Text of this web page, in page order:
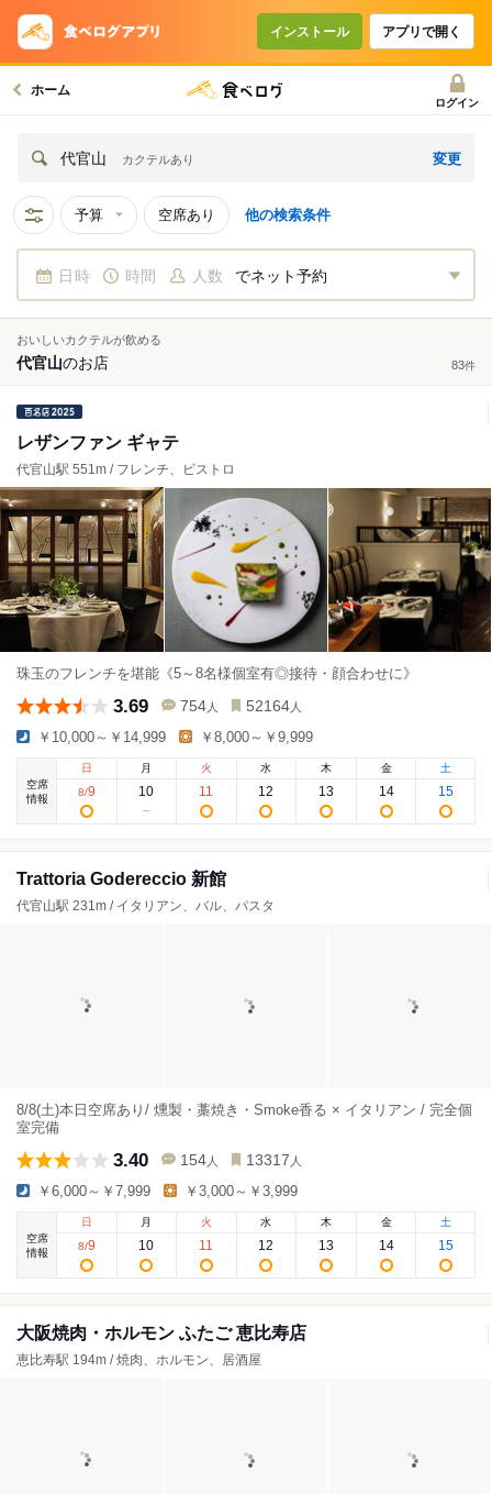
インストール アプリで開く
ホーム
ログイン
代官山 カクテルあり 変更
予算 空席あり 他の検索条件
日時 時間 人数 でネット予約
おいしいカクテルが飲める
代官山のお店 83件
レザンファン ギャテ
代官山駅 551m / フレンチ、ビストロ
珠玉のフレンチを堪能《5～8名様個室有◎接待・顔合わせに》
3.69 754 人 52164 人
￥10,000～￥14,999 ￥8,000～￥9,999
空席
情報
日
8/9
月
10
火
11
水
12
木
13
金
14
土
15
Trattoria Godereccio 新館
代官山駅 231m / イタリアン、バル、パスタ
8/8(土)本日空席あり/ 燻製・藁焼き・Smoke香る × イタリアン / 完全個
室完備
3.40 154 人 13317 人
￥6,000～￥7,999 ￥3,000～￥3,999
空席
情報
日
8/9
月
10
火
11
水
12
木
13
金
14
土
15
大阪焼肉・ホルモン ふたご 恵比寿店
恵比寿駅 194m / 焼肉、ホルモン、居酒屋